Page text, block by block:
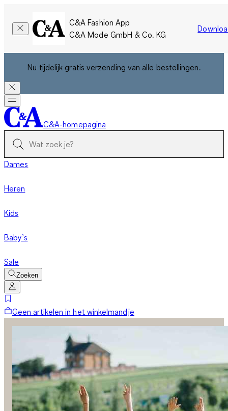
C&A Fashion App
C&A Mode GmbH & Co. KG
Nu tijdelijk gratis verzending van alle bestellingen.
C&A-homepagina
Dames
Heren
Kids
Baby’s
Sale
Zoeken
Geen artikelen in het winkelmandje